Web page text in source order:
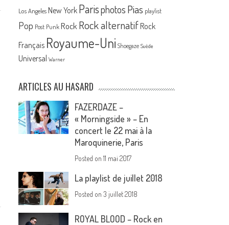
Los Angeles New York Parisphotos Pias playlist
Pop Post Punk Rock Rock alternatif Rock
Français Royaume-Uni Shoegaze Suède
Universal Warner
ARTICLES AU HASARD
FAZERDAZE –
« Morningside » – En
concert le 22 mai à la
Maroquinerie, Paris
Posted on11 mai 2017
La playlist de juillet 2018
Posted on3 juillet 2018
ROYAL BLOOD – Rock en